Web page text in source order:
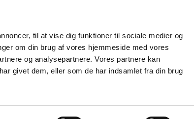
til at vise dig funktioner til sociale medier og
om din brug af vores hjemmeside med vores
og analysepartnere. Vores partnere kan
givet dem, eller som de har indsamlet fra din brug
Nyheder Om os Kontakt Udgivelser
og
Apoteker og salg af
Medicinsk